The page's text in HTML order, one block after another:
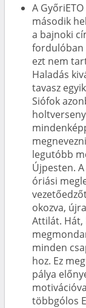
A
második
a bajnoki
fordulóban
ezt nem
Haladás
tavasz
Siófok
legutóbb
Újpesten.
óriási
okozva,
Attilát. Hát,
minden
hoz. Ez
pálya
többgólos